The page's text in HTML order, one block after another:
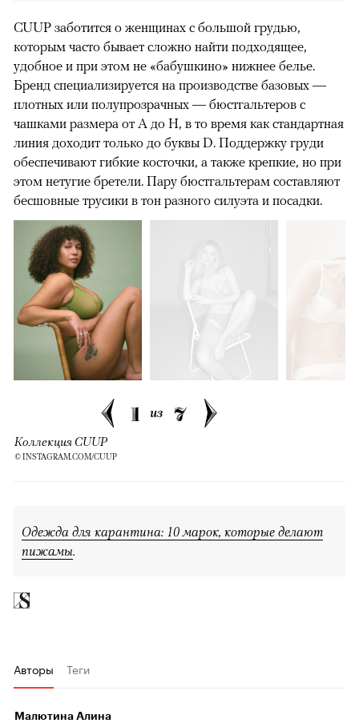
CUUP заботится о женщинах с большой грудью,
которым часто бывает сложно найти подходящее,
удобное и при этом не «бабушкино» нижнее белье.
Бренд специализируется на производстве базовых —
плотных или полупрозрачных — бюстгальтеров с
чашками размера от A до H, в то время как стандартная
линия доходит только до буквы D. Поддержку груди
обеспечивают гибкие косточки, а также крепкие, но при
этом нетугие бретели. Пару бюстгальтерам составляют
бесшовные трусики в тон разного силуэта и посадки.
1 из 7
Коллекция CUUP
© INSTAGRAM.COM/CUUP
Одежда для карантина: 10 марок, которые делают
пижамы.
Авторы Теги
Малютина Алина